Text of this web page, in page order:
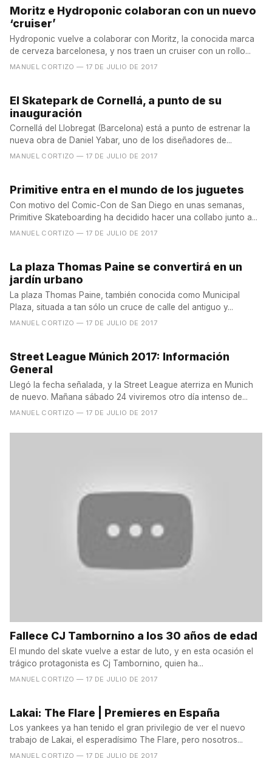
Moritz e Hydroponic colaboran con un nuevo
‘cruiser’
Hydroponic vuelve a colaborar con Moritz, la conocida marca
de cerveza barcelonesa, y nos traen un cruiser con un rollo...
MANUEL CORTIZO — 17 DE JULIO DE 2017
El Skatepark de Cornellá, a punto de su
inauguración
Cornellá del Llobregat (Barcelona) está a punto de estrenar la
nueva obra de Daniel Yabar, uno de los diseñadores de...
MANUEL CORTIZO — 17 DE JULIO DE 2017
Primitive entra en el mundo de los juguetes
Con motivo del Comic-Con de San Diego en unas semanas,
Primitive Skateboarding ha decidido hacer una collabo junto a...
MANUEL CORTIZO — 17 DE JULIO DE 2017
La plaza Thomas Paine se convertirá en un
jardín urbano
La plaza Thomas Paine, también conocida como Municipal
Plaza, situada a tan sólo un cruce de calle del antiguo y...
MANUEL CORTIZO — 17 DE JULIO DE 2017
Street League Múnich 2017: Información
General
Llegó la fecha señalada, y la Street League aterriza en Munich
de nuevo. Mañana sábado 24 viviremos otro día intenso de...
MANUEL CORTIZO — 17 DE JULIO DE 2017
Fallece CJ Tambornino a los 30 años de edad
El mundo del skate vuelve a estar de luto, y en esta ocasión el
trágico protagonista es Cj Tambornino, quien ha...
MANUEL CORTIZO — 17 DE JULIO DE 2017
Lakai: The Flare | Premieres en España
Los yankees ya han tenido el gran privilegio de ver el nuevo
trabajo de Lakai, el esperadísimo The Flare, pero nosotros...
MANUEL CORTIZO — 17 DE JULIO DE 2017